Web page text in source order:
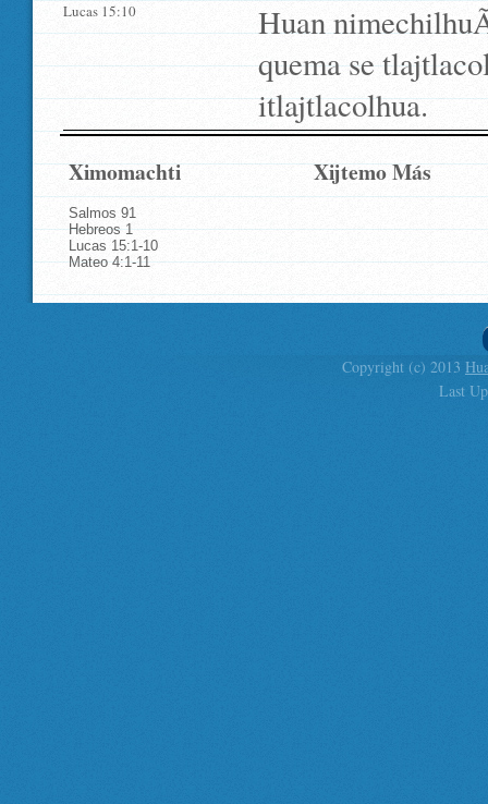
Lucas 15:10
Huan
quema se
itlajtlacolhua.
Ximomachti Xijtemo Más
Salmos 91
Hebreos 1
Lucas 15:1-10
Mateo 4:1-11
Copyright (c) 2013
Last